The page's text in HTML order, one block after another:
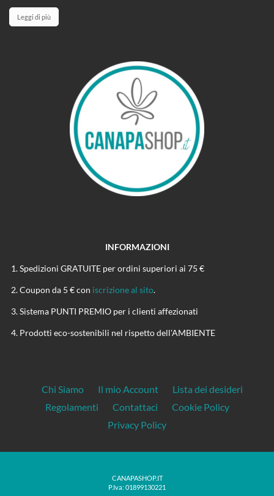
Leggi di più
INFORMAZIONI
Spedizioni GRATUITE per ordini superiori ai 75 €
Coupon da 5 € con iscrizione al sito.
Sistema PUNTI PREMIO per i clienti affezionati
Prodotti eco-sostenibili nel rispetto dell'AMBIENTE
Chi Siamo Il mio Account
Lista dei desideri
Regolamenti
Contattaci
Cookie Policy
Privacy Policy
CANAPASHOP.IT
P.Iva: 01899130221